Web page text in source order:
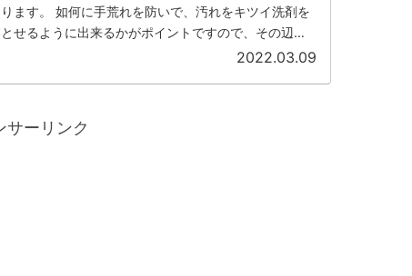
ます。 如何に手荒れを防いで、汚れをキツイ洗剤を
せるように出来るかがポイントですので、その辺も
れで悩んでいる方やオムツかぶれでお悩みの方は一
2022.03.09
サーリンク